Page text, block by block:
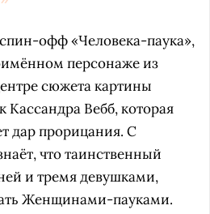
офф «Человека-паука»,
персонаже из
сюжета картины
Кассандра Вебб, которая
дар прорицания. С
что таинственный
и тремя девушками,
Женщинами-пауками.